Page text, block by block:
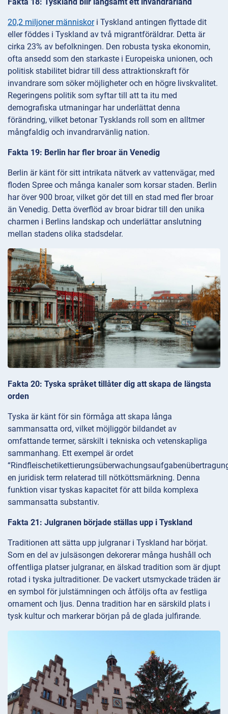
20,2 miljoner människori Tyskland antingen flyttade dit
eller föddes i Tyskland av två migrantföräldrar. Detta är
cirka 23% av befolkningen. Den robusta tyska ekonomin,
ofta ansedd som den starkaste i Europeiska unionen, och
politisk stabilitet bidrar till dess attraktionskraft för
invandrare som söker möjligheter och en högre livskvalitet.
Regeringens politik som syftar till att ta itu med
demografiska utmaningar har underlättat denna
förändring, vilket betonar Tysklands roll som en alltmer
mångfaldig och invandrarvänlig nation.
Fakta 19: Berlin har fler broar än Venedig
Berlin är känt för sitt intrikata nätverk av vattenvägar, med
floden Spree och många kanaler som korsar staden. Berlin
har över 900 broar, vilket gör det till en stad med fler broar
än Venedig. Detta överflöd av broar bidrar till den unika
charmen i Berlins landskap och underlättar anslutning
mellan stadens olika stadsdelar.
Fakta 20: Tyska språket tillåter dig att skapa de längsta
orden
Tyska är känt för sin förmåga att skapa långa
sammansatta ord, vilket möjliggör bildandet av
omfattande termer, särskilt i tekniska och vetenskapliga
sammanhang. Ett exempel är ordet
en juridisk term relaterad till nötköttsmärkning. Denna
funktion visar tyskas kapacitet för att bilda komplexa
sammansatta substantiv.
Fakta 21: Julgranen började ställas upp i Tyskland
Traditionen att sätta upp julgranar i Tyskland har börjat.
Som en del av julsäsongen dekorerar många hushåll och
offentliga platser julgranar, en älskad tradition som är djupt
rotad i tyska jultraditioner. De vackert utsmyckade träden är
en symbol för julstämningen och åtföljs ofta av festliga
ornament och ljus. Denna tradition har en särskild plats i
tysk kultur och markerar början på de glada julfirande.